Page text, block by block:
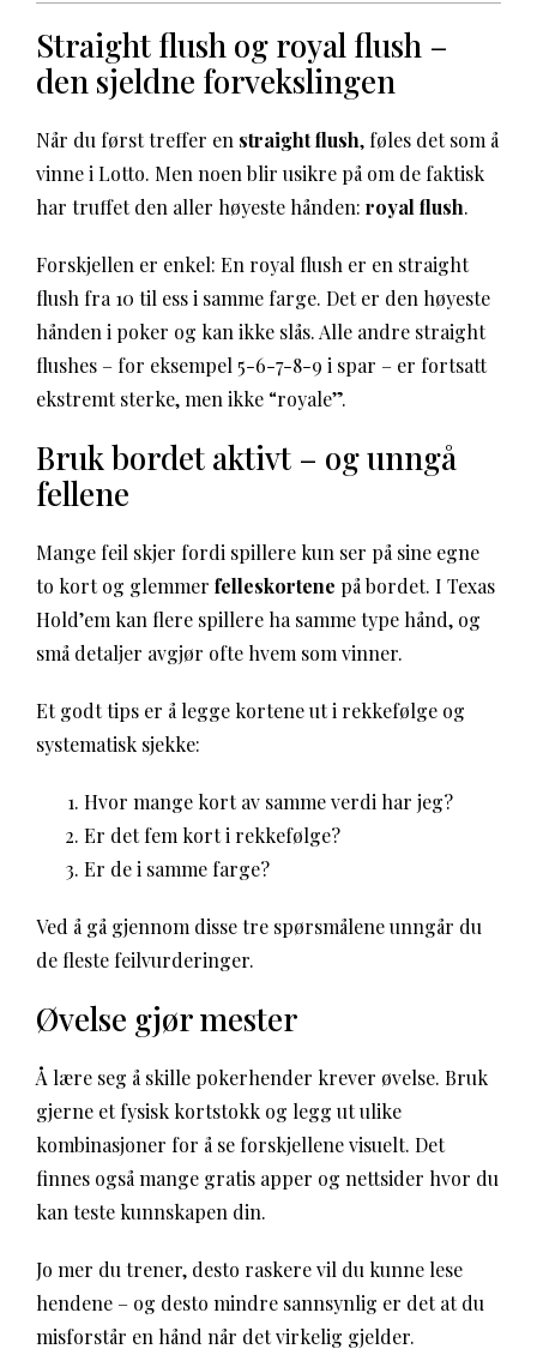
Straight flush og royal flush –
den sjeldne forvekslingen
Når du først treffer en straight flush, føles det som å
vinne i Lotto. Men noen blir usikre på om de faktisk
har truffet den aller høyeste hånden: royal flush.
Forskjellen er enkel: En royal flush er en straight
flush fra 10 til ess i samme farge. Det er den høyeste
hånden i poker og kan ikke slås. Alle andre straight
flushes – for eksempel 5-6-7-8-9 i spar – er fortsatt
ekstremt sterke, men ikke “royale”.
Bruk bordet aktivt – og unngå
fellene
Mange feil skjer fordi spillere kun ser på sine egne
to kort og glemmer felleskortene på bordet. I Texas
Hold’em kan flere spillere ha samme type hånd, og
små detaljer avgjør ofte hvem som vinner.
Et godt tips er å legge kortene ut i rekkefølge og
systematisk sjekke:
Hvor mange kort av samme verdi har jeg?
Er det fem kort i rekkefølge?
Er de i samme farge?
Ved å gå gjennom disse tre spørsmålene unngår du
de fleste feilvurderinger.
Øvelse gjør mester
Å lære seg å skille pokerhender krever øvelse. Bruk
gjerne et fysisk kortstokk og legg ut ulike
kombinasjoner for å se forskjellene visuelt. Det
finnes også mange gratis apper og nettsider hvor du
kan teste kunnskapen din.
Jo mer du trener, desto raskere vil du kunne lese
hendene – og desto mindre sannsynlig er det at du
misforstår en hånd når det virkelig gjelder.